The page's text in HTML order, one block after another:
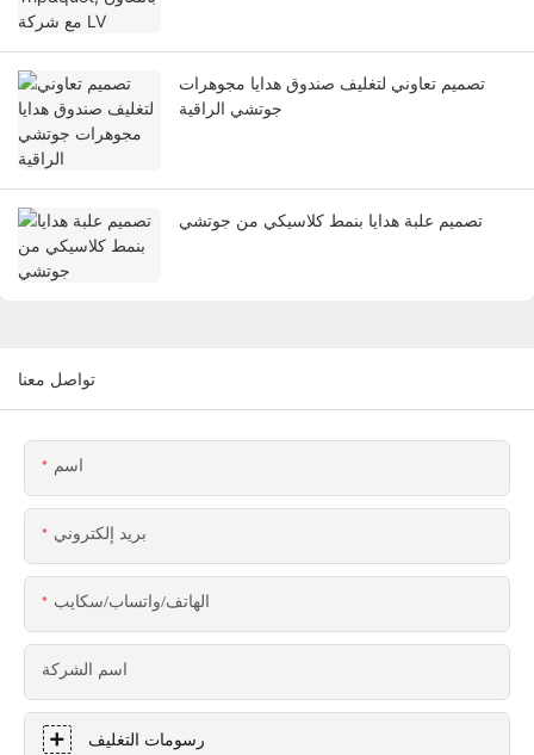
تصميم تعاوني لتغليف صندوق هدايا مجوهرات
جوتشي الراقية
تصميم علبة هدايا بنمط كلاسيكي من جوتشي
تواصل معنا
اسم
بريد إلكتروني
الهاتف/واتساب/سكايب
اسم الشركة
رسومات التغليف